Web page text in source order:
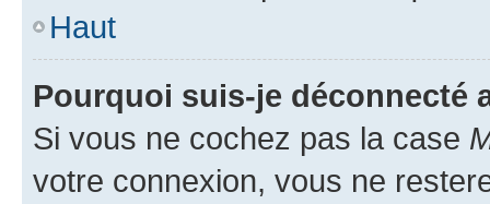
Haut
Pourquoi suis-je déconnecté
Si vous ne cochez pas la case
votre connexion, vous ne